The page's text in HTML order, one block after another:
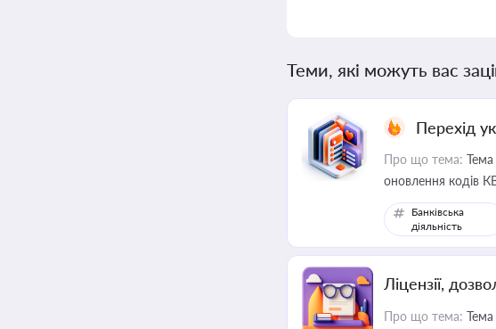
Теми, які можуть вас
Перехід
Про що тема: Тема
оновлення кодів
Банківська
діяльність
Ліцензії,
Про що тема: Тема